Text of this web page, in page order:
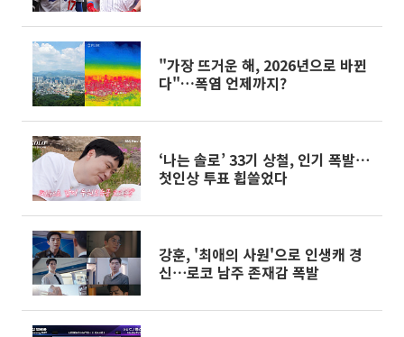
"가장 뜨거운 해, 2026년으로 바뀐
다"…폭염 언제까지?
‘나는 솔로’ 33기 상철, 인기 폭발⋯
첫인상 투표 휩쓸었다
강훈, '최애의 사원'으로 인생캐 경
신⋯로코 남주 존재감 폭발